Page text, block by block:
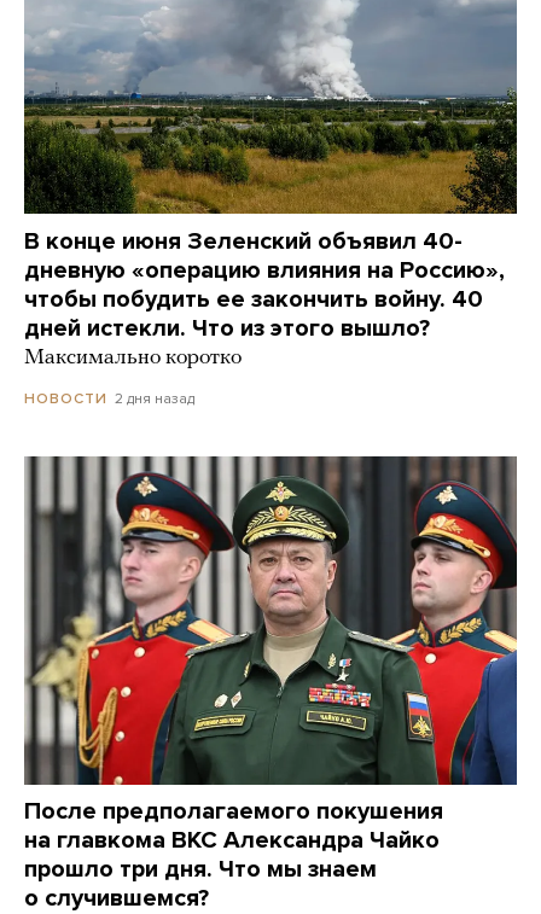
В конце июня Зеленский объявил 40-
дневную «операцию влияния на Россию»,
чтобы побудить ее закончить войну. 40
дней истекли. Что из этого вышло?
Максимально коротко
НОВОСТИ 2 дня назад
После предполагаемого покушения
на главкома ВКС Александра Чайко
прошло три дня. Что мы знаем
о случившемся?